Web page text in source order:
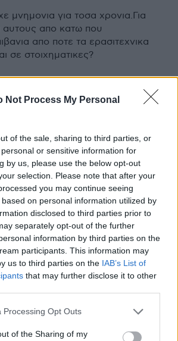
Not Process My Personal
of the sale, sharing to third parties, or
or sensitive information for
by us, please use the below opt-out
selection. Please note that after your
you may continue seeing
on personal information utilized by
disclosed to third parties prior to
separately opt-out of the further
information by third parties on the
participants. This information may
us to third parties on the IAB’s List of
that may further disclose it to other
website/app uses one or more Google
or usage behaviour. You may click to
Processing Opt Outs
of the Sharing of my
μνημονια για τοσα χρονια.Για
αυτους απο κατω που
απο ποτε τα ερασιτεχνικα
σε στοιχηματικες?
με το παίζεις ξερόλας.
χωριό
τους έχουν και νέο γήπεδο, τόσο